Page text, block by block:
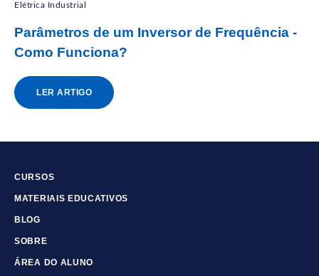
Elétrica Industrial
Parâmetros de um Inversor de Frequência -
Como Funciona?
LER ARTIGO
CURSOS
MATERIAIS EDUCATIVOS
BLOG
SOBRE
ÁREA DO ALUNO